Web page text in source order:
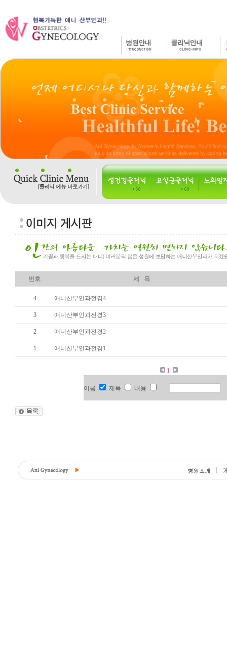
번호 제 목
4 애니산부인과전경4
3 애니산부인과전경3
2 애니산부인과전경2
1 애니산부인과전경1
1
이름 제목 내용